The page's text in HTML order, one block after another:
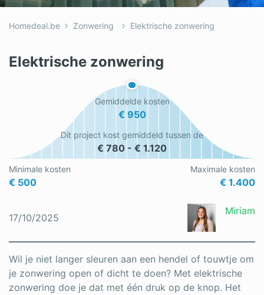
Hovenier
Isolatie
Loodgieter
Rolluiken
Schilder
Schrijnwerker
Vloeren
Vochtbestrijding
Homedeal.be Zonwering Elektrische zonwering
Elektrische zonwering
Minimale kosten
€ 500
Gemiddelde kosten
€ 950
Maximale kosten
€ 1.400
Dit project kost gemiddeld tussen de
€ 780 - € 1.120
17/10/2025
Miriam
Wil je niet langer sleuren aan een hendel of touwtje om
je zonwering open of dicht te doen? Met elektrische
zonwering doe je dat met één druk op de knop. Het